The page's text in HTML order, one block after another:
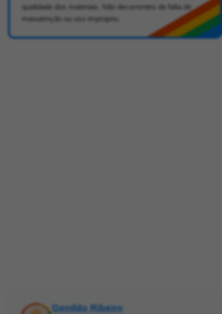
qualidade dos materiais. Não decorrentes de falta de
manutenção ou uso impróprio.
Genildo Ribeiro